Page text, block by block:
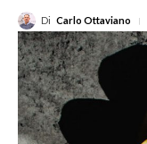
Di Carlo Ottaviano